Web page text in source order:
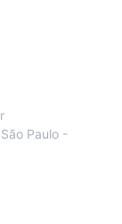
Paulo -